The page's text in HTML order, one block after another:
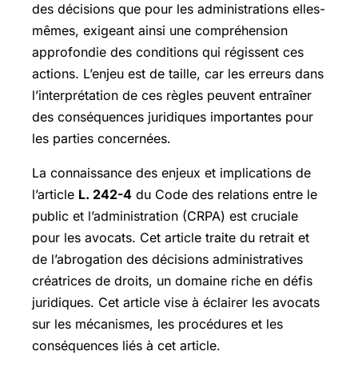
des décisions que pour les administrations elles-
mêmes, exigeant ainsi une compréhension
approfondie des conditions qui régissent ces
actions. L’enjeu est de taille, car les erreurs dans
l’interprétation de ces règles peuvent entraîner
des conséquences juridiques importantes pour
les parties concernées.
La connaissance des enjeux et implications de
l’article L. 242-4 du Code des relations entre le
public et l’administration (CRPA) est cruciale
pour les avocats. Cet article traite du retrait et
de l’abrogation des décisions administratives
créatrices de droits, un domaine riche en défis
juridiques. Cet article vise à éclairer les avocats
sur les mécanismes, les procédures et les
conséquences liés à cet article.